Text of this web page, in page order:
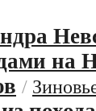
на
/